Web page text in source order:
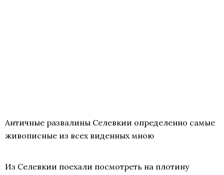
Античные развалины Селевкии определенно самые
живописные из всех виденных мною
Из Селевкии поехали посмотреть на плотину